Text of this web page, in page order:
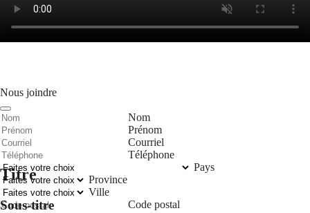
Titre
Sous-titre
Nous joindre
Nom
Prénom
Courriel
Téléphone
Pays
Province
Ville
Code postal